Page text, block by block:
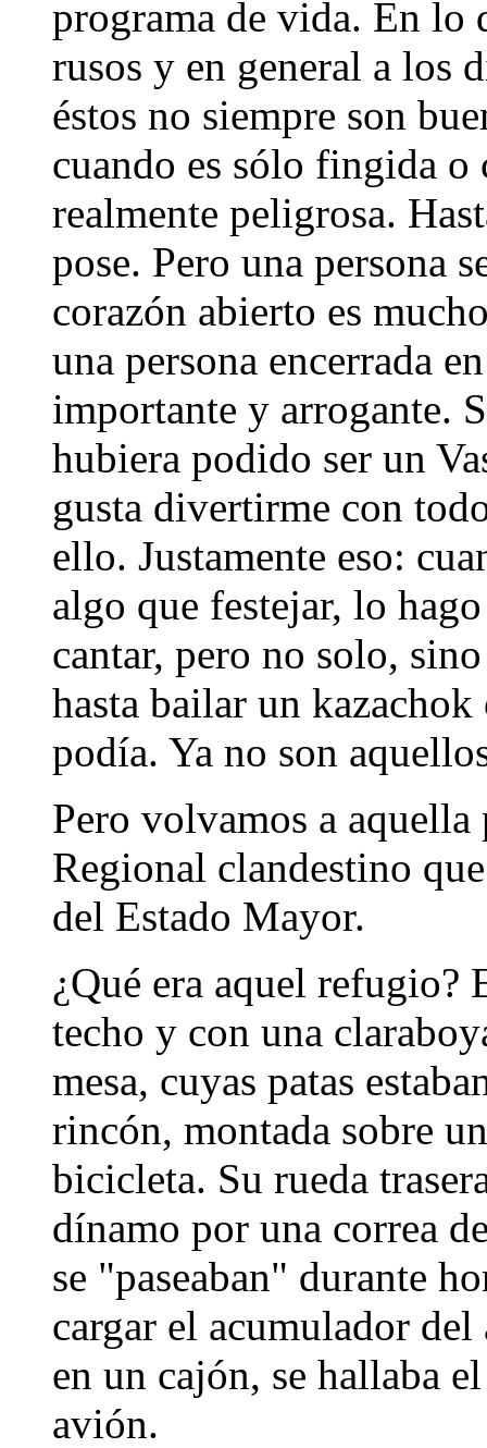
programa de vida. En lo
rusos y en general a los
éstos no siempre son
cuando es sólo fingida o
realmente peligrosa.
pose. Pero una persona
corazón abierto es
una persona encerrada
importante y arrogante.
hubiera podido ser un
gusta divertirme con
ello. Justamente eso:
algo que festejar, lo
cantar, pero no solo,
hasta bailar un
podía. Ya no son
Pero volvamos a
Regional clandestino
del Estado Mayor.
¿Qué era aquel
techo y con una
mesa, cuyas patas
rincón, montada sobre
bicicleta. Su rueda
dínamo por una correa
se "paseaban" durante
cargar el acumulador
en un cajón, se hallaba
avión.